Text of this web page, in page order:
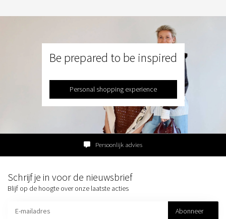
Be prepared to be inspired
Personal shopping experience
Persoonlijk advies
Schrijf je in voor de nieuwsbrief
Blijf op de hoogte over onze laatste acties
Abonneer